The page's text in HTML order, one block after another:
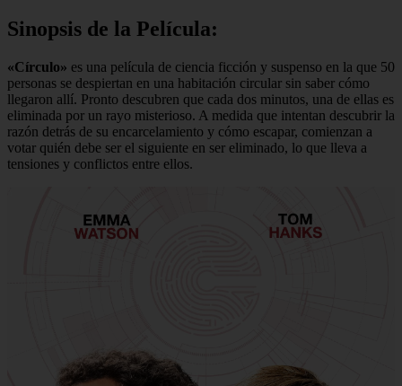
Sinopsis de la Película:
«Círculo» es una película de ciencia ficción y suspenso en la que 50
personas se despiertan en una habitación circular sin saber cómo
llegaron allí. Pronto descubren que cada dos minutos, una de ellas es
eliminada por un rayo misterioso. A medida que intentan descubrir la
razón detrás de su encarcelamiento y cómo escapar, comienzan a
votar quién debe ser el siguiente en ser eliminado, lo que lleva a
tensiones y conflictos entre ellos.